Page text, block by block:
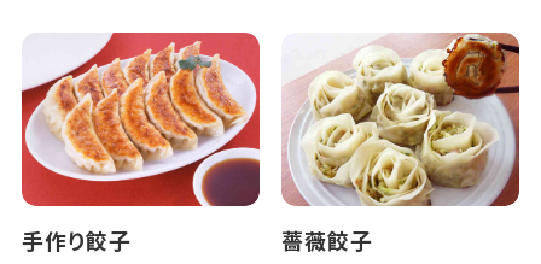
手作り餃子 薔薇餃子